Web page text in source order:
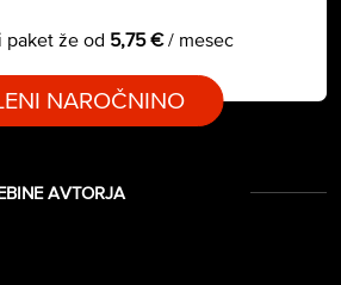
paket že od 5,75 €/ mesec
NAROČNINO
AVTORJA